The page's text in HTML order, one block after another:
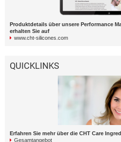
Produktdetails über unsere Performance
erhalten Sie auf
www.cht-silicones.com
QUICKLINKS
Erfahren Sie mehr über die CHT Care
Gesamtangebot